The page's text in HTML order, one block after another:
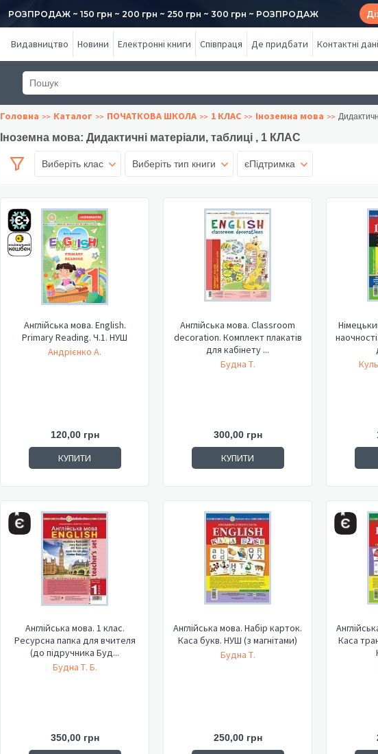
РОЗПРОДАЖ ~ 150 грн ~ 200 грн ~ 250 грн ~ 300 грн ~ РОЗПРОДАЖ
Видавництво Новини Електронні книги Співпраця Де придбати Контактні дані
Головна Каталог ПОЧАТКОВА ШКОЛА 1 КЛАС Іноземна мова
Іноземна мова: Дидактичні матеріали, таблиці , 1 КЛАС
Виберіть клас Виберіть тип книги єПідтримка
Англійська мова. English.
Primary Reading. Ч.1. НУШ
Андрієнко А.
120,00 грн
КУПИТИ
Англійська мова. Classroom
decoration. Комплект плакатів
для кабінету ...
Будна Т.
300,00 грн
КУПИТИ
Англійська мова. 1 клас.
Ресурсна папка для вчителя
(до підручника Буд...
Будна Т. Б.
350,00 грн
Англійська мова. Набір карток.
Каса букв. НУШ (з магнітами)
Будна Т.
250,00 грн
Каса